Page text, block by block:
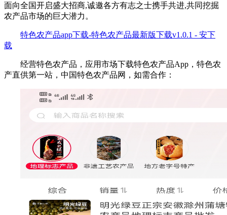
面向全国开启盛大招商,诚邀各方有志之士携手共进,共同挖掘
农产品市场的巨大潜力。
特色农产品app下载-特色农产品最新版下载v1.0.1 - 安下
载
经营特色农产品，应用市场下载特色农产品App，特色农
产直供第一站，中国特色农产品网，如需合作：